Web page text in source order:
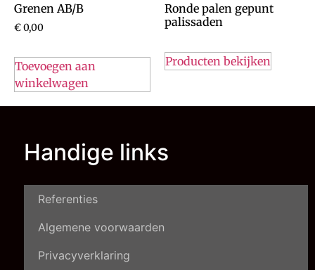
Grenen AB/B
€0,00
Toevoegen aan
winkelwagen
Ronde palen gepunt
palissaden
Producten bekijken
Handige links
Referenties
Algemene voorwaarden
Privacyverklaring